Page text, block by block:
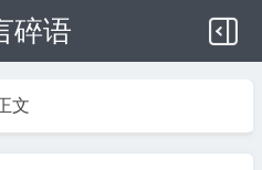
碎语
文